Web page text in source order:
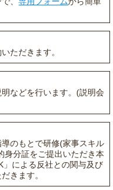
ただきます。
などを行います。(説明会
のもとで研修(家事スキル
身分証をご提出いただき本
」による反社との関与及び
きます。